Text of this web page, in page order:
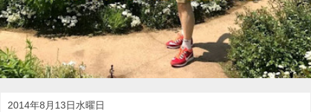
2014年8月13日水曜日